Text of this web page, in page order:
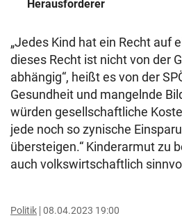
Herausforderer
„Jedes Kind hat ein Recht auf
dieses Recht ist nicht von der
abhängig“, heißt es von der
Gesundheit und mangelnde
würden gesellschaftliche
jede noch so zynische
übersteigen.“ Kinderarmut zu
auch volkswirtschaftlich
Politik 08.04.2023 19:00